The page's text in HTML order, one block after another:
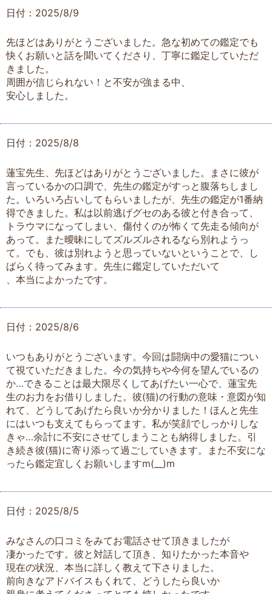
日付：2025/8/9
先ほどはありがとうございました。急な初めての鑑定でも
快くお願いと話を聞いてくださり、丁寧に鑑定していただ
きました。
周囲が信じられない！と不安が強まる中、
安心しました。
日付：2025/8/8
蓮宝先生、先ほどはありがとうございました。まさに彼が
言っているかの口調で、先生の鑑定がすっと腹落ちしまし
た。いろいろ占いしてもらいましたが、先生の鑑定が1番納
得できました。私は以前逃げグセのある彼と付き合って、
トラウマになってしまい、傷付くのが怖くて先走る傾向が
あって。また曖昧にしてズルズルされるなら別れようっ
て。でも、彼は別れようと思っていないということで、し
ばらく待ってみます。先生に鑑定していただいて
、本当によかったです。
日付：2025/8/6
いつもありがとうございます。今回は闘病中の愛猫につい
て視ていただきました。今の気持ちや今何を望んでいるの
か…できることは最大限尽くしてあげたい一心で、蓮宝先
生のお力をお借りしました。彼(猫)の行動の意味・意図が知
れて、どうしてあげたら良いか分かりました！ほんと先生
にはいつも支えてもらってます。私が笑顔でしっかりしな
きゃ…余計に不安にさせてしまうことも納得しました。引
き続き彼(猫)に寄り添って過ごしていきます。また不安にな
ったら鑑定宜しくお願いしますm(__)m
日付：2025/8/5
みなさんの口コミをみてお電話させて頂きましたが
凄かったです。彼と対話して頂き、知りたかった本音や
現在の状況、本当に詳しく教えて下さりました。
前向きなアドバイスもくれて、どうしたら良いか